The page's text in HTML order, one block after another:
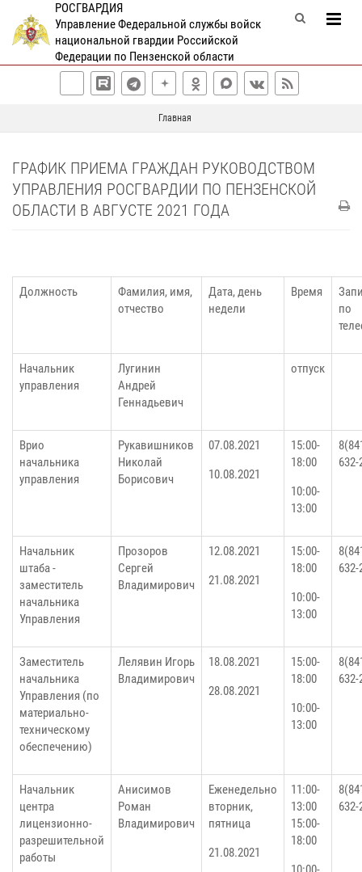
РОСГВАРДИЯ
Управление Федеральной службы войск
национальной гвардии Российской
Федерации по Пензенской области
Главная
ГРАФИК ПРИЕМА ГРАЖДАН РУКОВОДСТВОМ
УПРАВЛЕНИЯ РОСГВАРДИИ ПО ПЕНЗЕНСКОЙ
ОБЛАСТИ В АВГУСТЕ 2021 ГОДА
Должность
Фамилия, имя,
отчество
Дата, день
недели
Время
по
Начальник
управления
Лугинин
Андрей
Геннадьевич
отпуск
Врио
начальника
управления
Рукавишников
Николай
Борисович
07.08.2021
10.08.2021
15:00-
18:00
10:00-
13:00
632-
Начальник
штаба -
заместитель
начальника
Управления
Прозоров
Сергей
Владимирович
12.08.2021
21.08.2021
15:00-
18:00
10:00-
13:00
632-
Заместитель
начальника
Управления (по
материально-
техническому
обеспечению)
Лелявин Игорь
Владимирович
18.08.2021
28.08.2021
15:00-
18:00
10:00-
13:00
632-
Начальник
центра
лицензионно-
разрешительной
работы
Анисимов
Роман
Владимирович
Еженедельно
вторник,
пятница
21.08.2021
11:00-
13:00
15:00-
18:00
632-